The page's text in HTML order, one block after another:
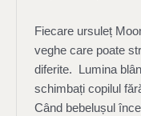
Fiecare ursuleț
veghe care poate
diferite. Lumina
schimbați copilul
Când bebelușul